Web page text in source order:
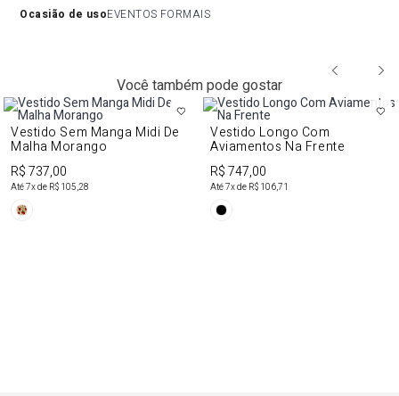
ocasião de usoEVENTOS FORMAIS
Você também pode gostar
Vestido Sem Manga Midi De
Malha Morango
R$ 737,00
Até7x de R$ 105,28
Vestido Longo Com
Aviamentos Na Frente
R$ 747,00
Até7x de R$ 106,71